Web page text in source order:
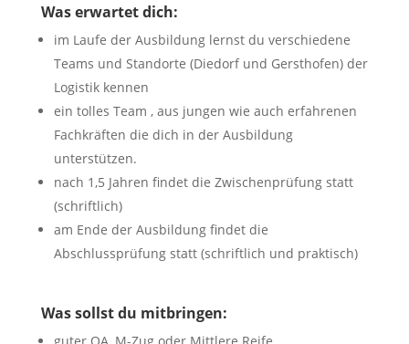
Was erwartet dich:
im Laufe der Ausbildung lernst du verschiedene
Teams und Standorte (Diedorf und Gersthofen) der
Logistik kennen
ein tolles Team , aus jungen wie auch erfahrenen
Fachkräften die dich in der Ausbildung
unterstützen.
nach 1,5 Jahren findet die Zwischenprüfung statt
(schriftlich)
am Ende der Ausbildung findet die
Abschlussprüfung statt (schriftlich und praktisch)
Was sollst du mitbringen: